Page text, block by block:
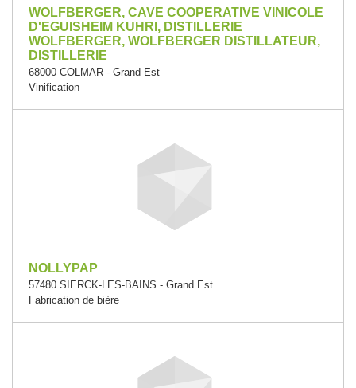
WOLFBERGER, CAVE COOPERATIVE VINICOLE
D'EGUISHEIM KUHRI, DISTILLERIE
WOLFBERGER, WOLFBERGER DISTILLATEUR,
DISTILLERIE
68000 COLMAR - Grand Est
Vinification
NOLLYPAP
57480 SIERCK-LES-BAINS - Grand Est
Fabrication de bière